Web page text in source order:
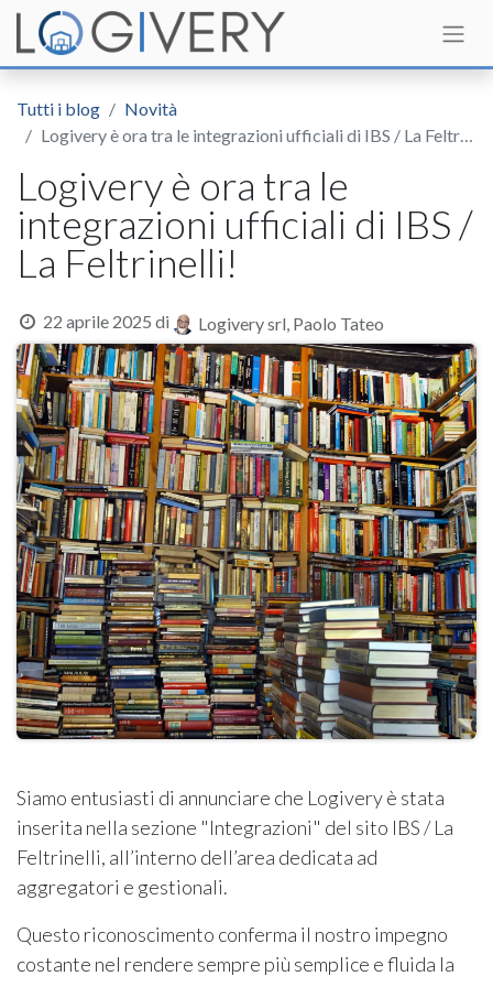
Tutti i blog
Novità
Logivery è ora tra le integrazioni ufficiali di IBS / La Feltrinelli!
Logivery è ora tra le
integrazioni ufficiali di IBS /
La Feltrinelli!
22 aprile 2025 di Logivery srl, Paolo Tateo
Siamo entusiasti di annunciare che Logivery è stata
inserita nella sezione "Integrazioni" del sito IBS / La
Feltrinelli, all’interno dell’area dedicata ad
aggregatori e gestionali.
Questo riconoscimento conferma il nostro impegno
costante nel rendere sempre più semplice e fluida la